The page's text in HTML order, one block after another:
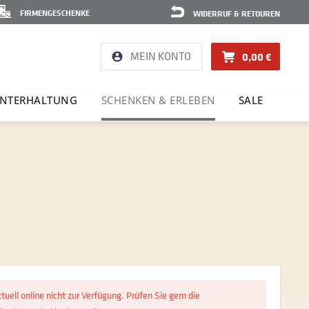
WIDERRUF & RETOUREN
FIRMENGESCHENKE
MEIN KONTO 0,00 €
SCHENKEN & ERLEBEN SALE
online nicht zur Verfügung. Prüfen Sie gern die